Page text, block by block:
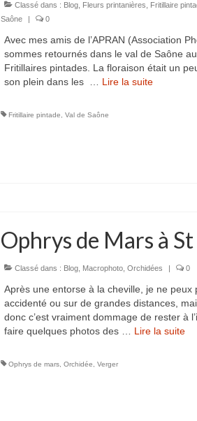
Classé dans : Blog, Fleurs printanières Fritillaire
Saône
| 0
Avec mes amis de l’APRAN (Association
sommes retournés dans le val de Saône
Fritillaires pintades. La floraison était un
son plein dans les … Lire la suite­­
Fritillaire pintade Val de Saône
Ophrys de Mars à
Classé dans : Blog, Macrophoto, Orchidées | 0
Après une entorse à la cheville, je ne peux
accidenté ou sur de grandes distances,
donc c’est vraiment dommage de rester à
faire quelques photos des … Lire la suite­­
Ophrys de mars, Orchidée Verger